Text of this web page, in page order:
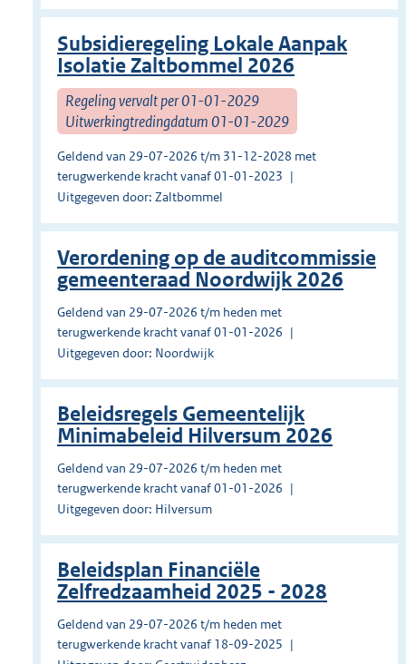
Subsidieregeling Lokale Aanpak
Isolatie Zaltbommel 2026
Regeling vervalt per 01-01-2029
Uitwerkingtredingdatum 01-01-2029
Geldend van 29-07-2026 t/m 31-12-2028 met
terugwerkende kracht vanaf 01-01-2023
Uitgegeven door: Zaltbommel
Verordening op de auditcommissie
gemeenteraad Noordwijk 2026
Geldend van 29-07-2026 t/m heden met
terugwerkende kracht vanaf 01-01-2026
Uitgegeven door: Noordwijk
Beleidsregels Gemeentelijk
Minimabeleid Hilversum 2026
Geldend van 29-07-2026 t/m heden met
terugwerkende kracht vanaf 01-01-2026
Uitgegeven door: Hilversum
Beleidsplan Financiële
Zelfredzaamheid 2025 - 2028
Geldend van 29-07-2026 t/m heden met
terugwerkende kracht vanaf 18-09-2025